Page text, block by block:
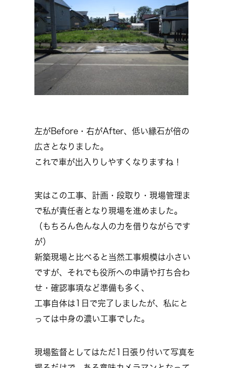
左がBefore・右がAfter、低い縁石が倍の
広さとなりました。
これで車が出入りしやすくなりますね！
実はこの工事、計画・段取り・現場管理ま
で私が責任者となり現場を進めました。
（もちろん色んな人の力を借りながらです
が）
新築現場と比べると当然工事規模は小さい
ですが、それでも役所への申請や打ち合わ
せ・確認事項など準備も多く、
工事自体は1日で完了しましたが、私にと
っては中身の濃い工事でした。
現場監督としてはただ1日張り付いて写真を